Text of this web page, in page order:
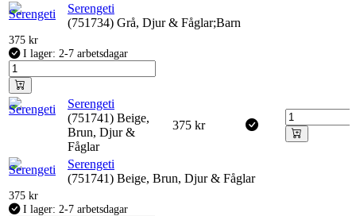
Serengeti
(751734) Grå, Djur & Fåglar;Barn
375 kr
I lager: 2-7 arbetsdagar
Serengeti
(751741) Beige,
Brun, Djur &
Fåglar
375 kr
Serengeti
(751741) Beige, Brun, Djur & Fåglar
375 kr
I lager: 2-7 arbetsdagar